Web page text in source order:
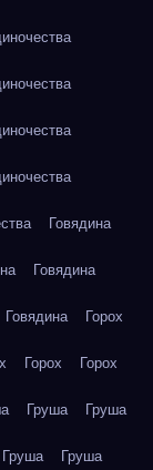
Говядина
Говядина
Говядина Горох
Горох Горох
Груша Груша
Груша Груша